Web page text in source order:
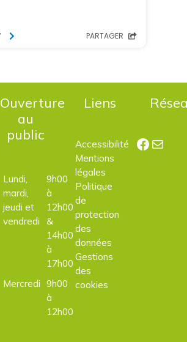
Ouverture
au
public
Lundi,
mardi,
jeudi et
vendredi
9h00
à
12h00
&
14h00
à
17h00
Mercredi 9h00
à
12h00
Liens
Accessibilité
Mentions
légales
Politique
de
protection
des
données
Gestions
des
cookies
E-mail